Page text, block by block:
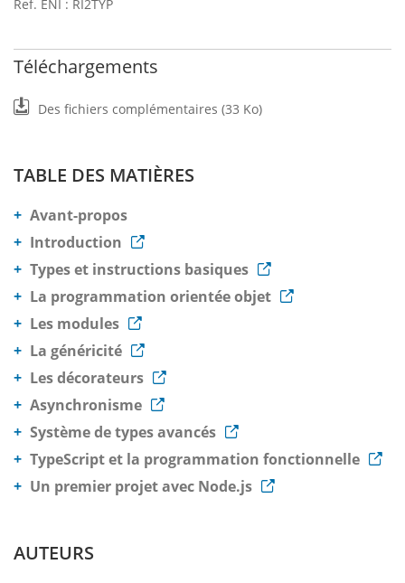
Ref. ENI : RI2TYP
Téléchargements
Des fichiers complémentaires (33 Ko)
TABLE DES MATIÈRES
Avant-propos
Introduction
Types et instructions basiques
La programmation orientée objet
Les modules
La généricité
Les décorateurs
Asynchronisme
Système de types avancés
TypeScript et la programmation fonctionnelle
Un premier projet avec Node.js
AUTEURS